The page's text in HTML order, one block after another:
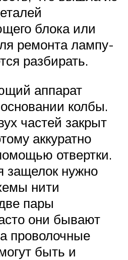
блока или
ремонта лампу-
разбирать.
аппарат
колбы.
частей закрыт
аккуратно
отвертки.
защелок нужно
нити
пары
они бывают
проволочные
быть и